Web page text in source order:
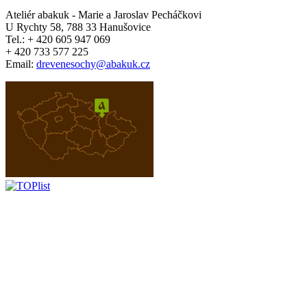
Ateliérabakuk - Marie a Jaroslav Pecháčkovi
U Rychty 58, 788 33 Hanušovice
Tel.: + 420 605 947 069
+ 420 733 577 225
Email: drevenesochy@abakuk.cz